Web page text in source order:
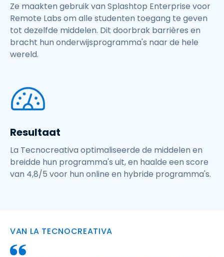
Ze maakten gebruik van Splashtop Enterprise voor
Remote Labs om alle studenten toegang te geven
tot dezelfde middelen. Dit doorbrak barrières en
bracht hun onderwijsprogramma's naar de hele
wereld.
Resultaat
La Tecnocreativa optimaliseerde de middelen en
breidde hun programma's uit, en haalde een score
van 4,8/5 voor hun online en hybride programma's.
VAN LA TECNOCREATIVA